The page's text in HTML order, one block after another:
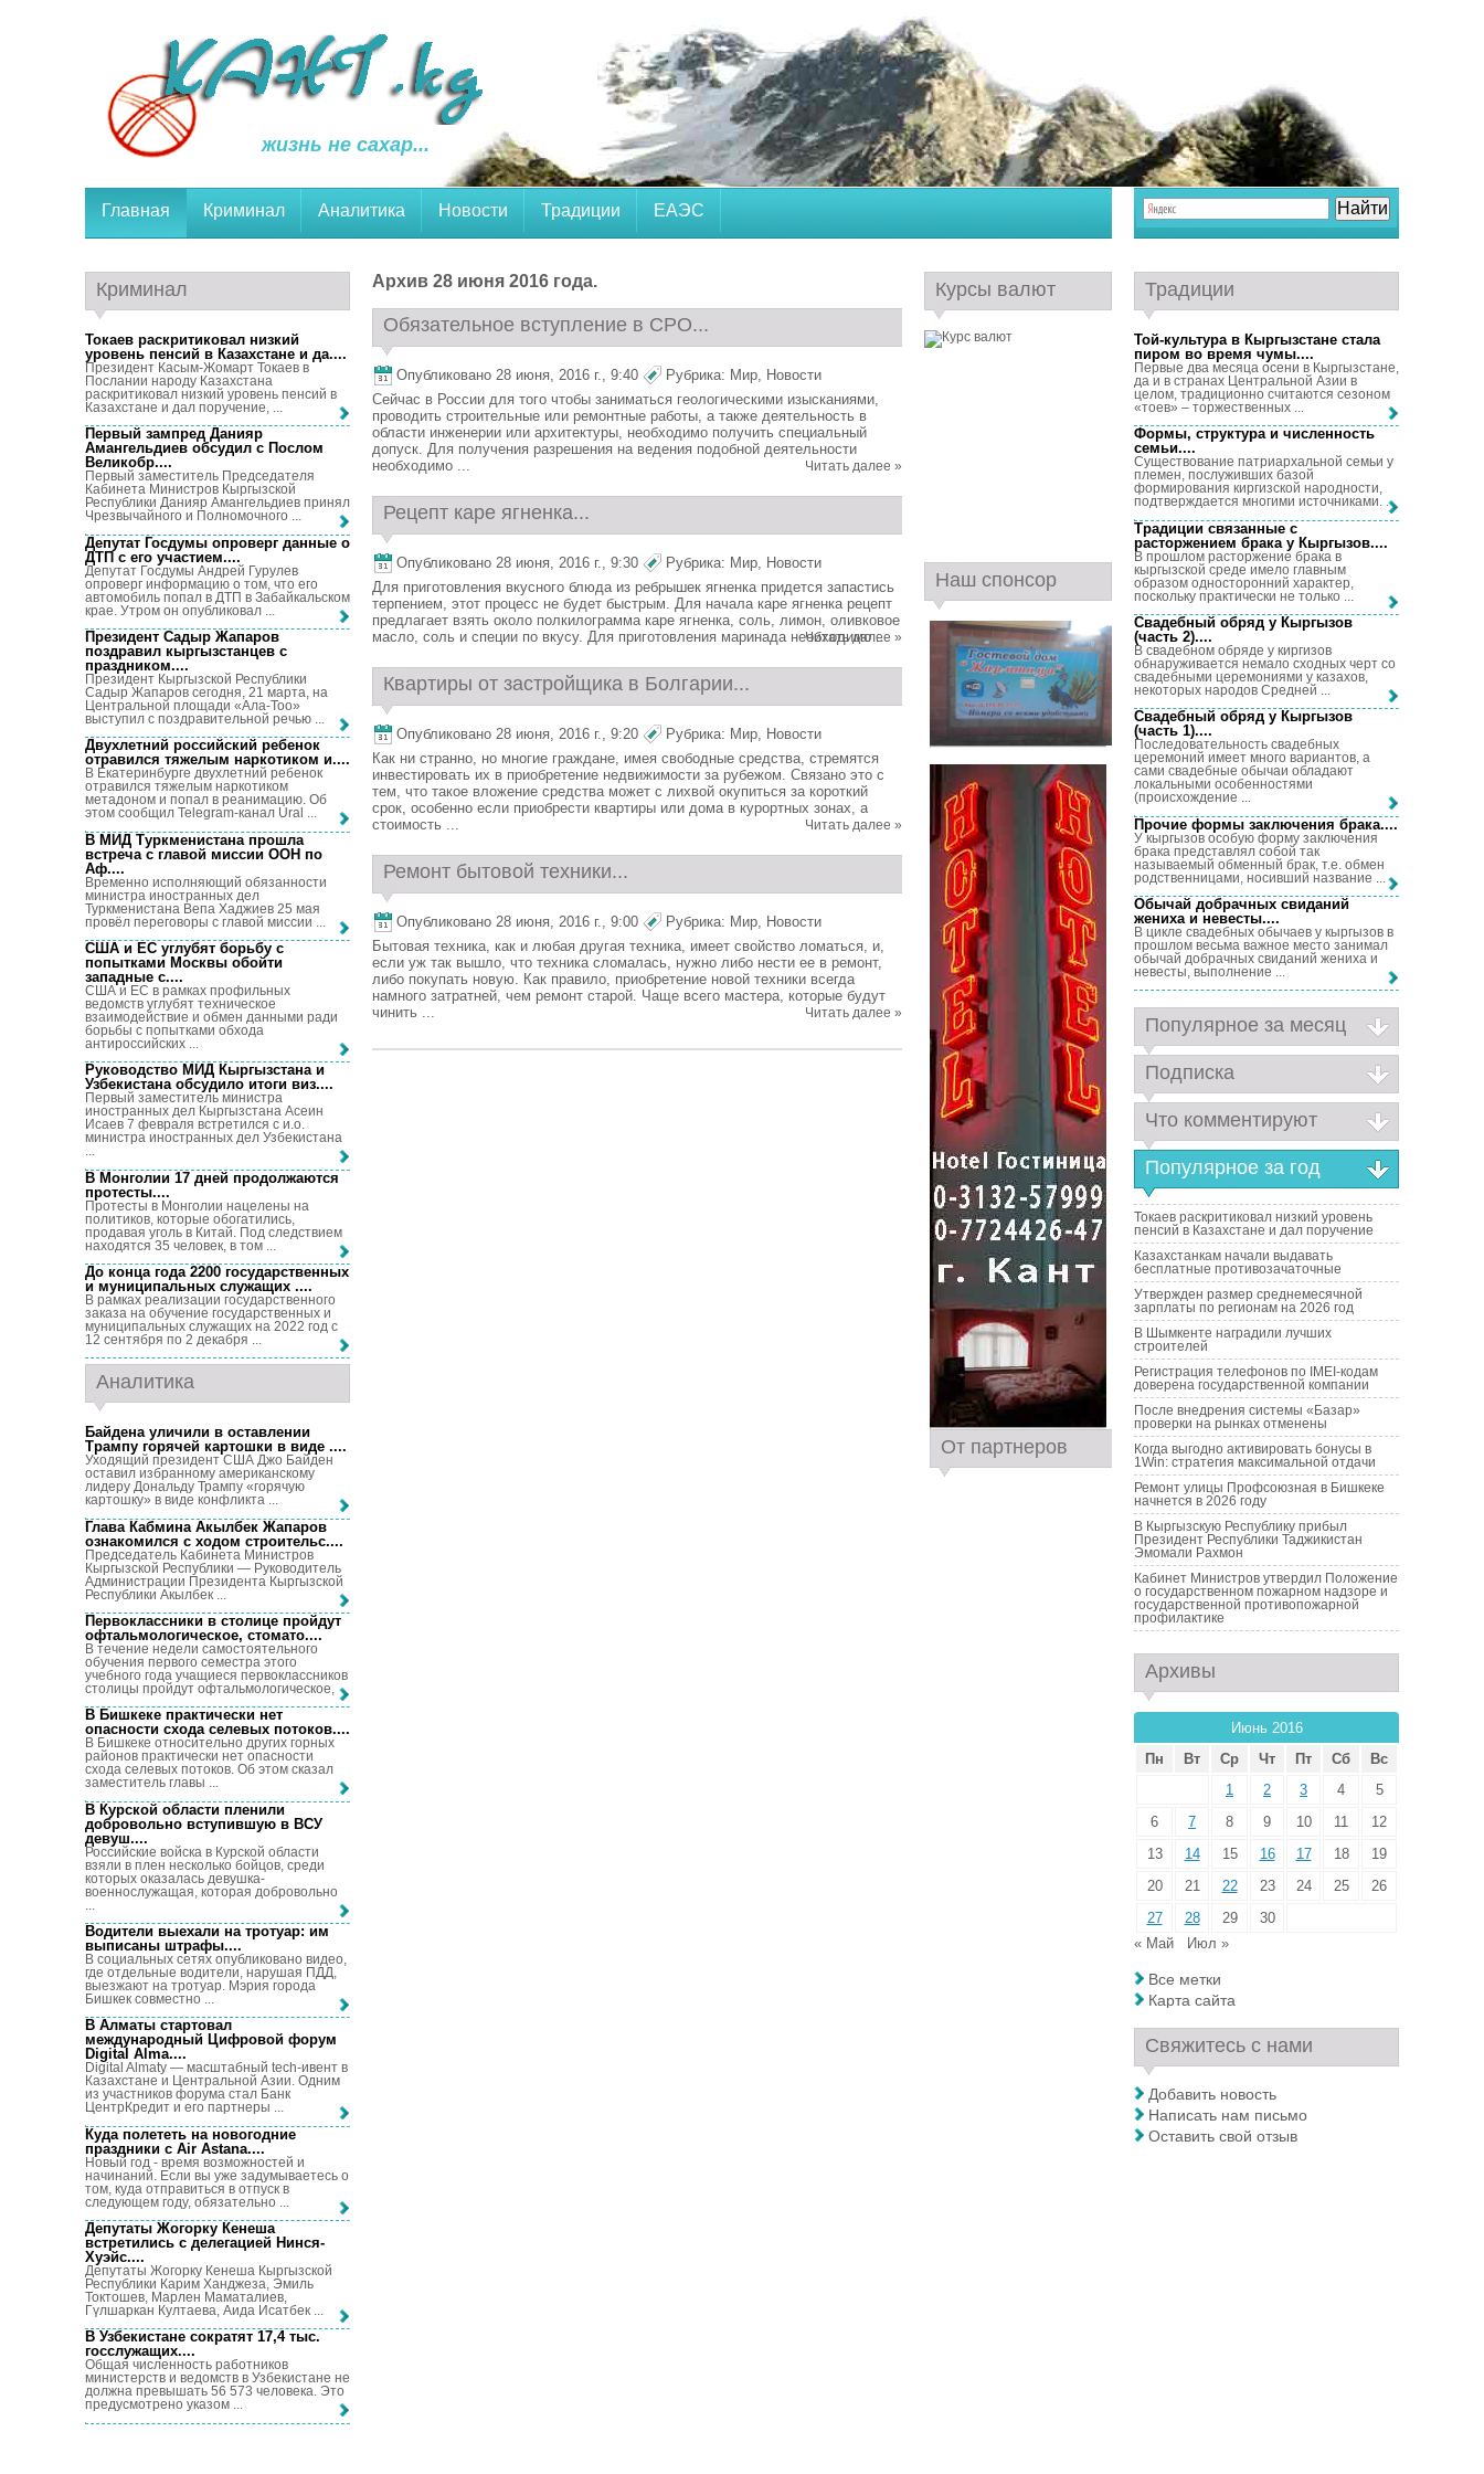
жизнь не сахар...
Главная Криминал Аналитика Новости Традиции ЕАЭС
Архив 28 июня 2016 года.
Обязательное вступление в СРО...
Опубликовано 28 июня, 2016 г., 9:40 Рубрика: Мир, Новости
Сейчас в России для того чтобы заниматься геологическими изысканиями,
проводить строительные или ремонтные работы, а также деятельность в
области инженерии или архитектуры, необходимо получить специальный
допуск. Для получения разрешения на ведения подобной деятельности
необходимо ...
Читать далее »
Рецепт каре ягненка...
Опубликовано 28 июня, 2016 г., 9:30 Рубрика: Мир, Новости
Для приготовления вкусного блюда из ребрышек ягненка придется запастись
терпением, этот процесс не будет быстрым. Для начала каре ягненка рецепт
предлагает взять около полкилограмма каре ягненка, соль, лимон, оливковое
масло, соль и специи по вкусу. Для приготовления маринада необходимо ...
Читать далее »
Квартиры от застройщика в Болгарии...
Опубликовано 28 июня, 2016 г., 9:20 Рубрика: Мир, Новости
Как ни странно, но многие граждане, имея свободные средства, стремятся
инвестировать их в приобретение недвижимости за рубежом. Связано это с
тем, что такое вложение средства может с лихвой окупиться за короткий
срок, особенно если приобрести квартиры или дома в курортных зонах, а
стоимость ...
Читать далее »
Ремонт бытовой техники...
Опубликовано 28 июня, 2016 г., 9:00 Рубрика: Мир, Новости
Бытовая техника, как и любая другая техника, имеет свойство ломаться, и,
если уж так вышло, что техника сломалась, нужно либо нести ее в ремонт,
либо покупать новую. Как правило, приобретение новой техники всегда
намного затратней, чем ремонт старой. Чаще всего мастера, которые будут
чинить ...
Читать далее »
Криминал
Токаев раскритиковал низкий
уровень пенсий в Казахстане и да....
Президент Касым-Жомарт Токаев в
Послании народу Казахстана
раскритиковал низкий уровень пенсий в
Казахстане и дал поручение, ...
Первый зампред Данияр
Амангельдиев обсудил с Послом
Великобр....
Первый заместитель Председателя
Кабинета Министров Кыргызской
Республики Данияр Амангельдиев принял
Чрезвычайного и Полномочного ...
Депутат Госдумы опроверг данные о
ДТП с его участием....
Депутат Госдумы Андрей Гурулев
опроверг информацию о том, что его
автомобиль попал в ДТП в Забайкальском
крае. Утром он опубликовал ...
Президент Садыр Жапаров
поздравил кыргызстанцев с
праздником....
Президент Кыргызской Республики
Садыр Жапаров сегодня, 21 марта, на
Центральной площади «Ала-Тоо»
выступил с поздравительной речью ...
Двухлетний российский ребенок
отравился тяжелым наркотиком и....
В Екатеринбурге двухлетний ребенок
отравился тяжелым наркотиком
метадоном и попал в реанимацию. Об
этом сообщил Telegram-канал Ural ...
В МИД Туркменистана прошла
встреча с главой миссии ООН по
Аф....
Временно исполняющий обязанности
министра иностранных дел
Туркменистана Вепа Хаджиев 25 мая
провёл переговоры с главой миссии ...
США и ЕС углубят борьбу с
попытками Москвы обойти
западные с....
США и ЕС в рамках профильных
ведомств углубят техническое
взаимодействие и обмен данными ради
борьбы с попытками обхода
антироссийских ...
Руководство МИД Кыргызстана и
Узбекистана обсудило итоги виз....
Первый заместитель министра
иностранных дел Кыргызстана Асеин
Исаев 7 февраля встретился с и.о.
министра иностранных дел Узбекистана
...
В Монголии 17 дней продолжаются
протесты....
Протесты в Монголии нацелены на
политиков, которые обогатились,
продавая уголь в Китай. Под следствием
находятся 35 человек, в том ...
До конца года 2200 государственных
и муниципальных служащих ....
В рамках реализации государственного
заказа на обучение государственных и
муниципальных служащих на 2022 год с
12 сентября по 2 декабря ...
Аналитика
Байдена уличили в оставлении
Трампу горячей картошки в виде ....
Уходящий президент США Джо Байден
оставил избранному американскому
лидеру Дональду Трампу «горячую
картошку» в виде конфликта ...
Глава Кабмина Акылбек Жапаров
ознакомился с ходом строительс....
Председатель Кабинета Министров
Кыргызской Республики — Руководитель
Администрации Президента Кыргызской
Республики Акылбек ...
Первоклассники в столице пройдут
офтальмологическое, стомато....
В течение недели самостоятельного
обучения первого семестра этого
учебного года учащиеся первоклассников
столицы пройдут офтальмологическое, ...
В Бишкеке практически нет
опасности схода селевых потоков....
В Бишкеке относительно других горных
районов практически нет опасности
схода селевых потоков. Об этом сказал
заместитель главы ...
В Курской области пленили
добровольно вступившую в ВСУ
девуш....
Российские войска в Курской области
взяли в плен несколько бойцов, среди
которых оказалась девушка-
военнослужащая, которая добровольно
Водители выехали на тротуар: им
выписаны штрафы....
В социальных сетях опубликовано видео,
где отдельные водители, нарушая ПДД,
выезжают на тротуар. Мэрия города
Бишкек совместно ...
В Алматы стартовал
международный Цифровой форум
Digital Alma....
Digital Almaty — масштабный tech-ивент в
Казахстане и Центральной Азии. Одним
из участников форума стал Банк
ЦентрКредит и его партнеры ...
Куда полететь на новогодние
праздники с Air Astana....
Новый год - время возможностей и
начинаний. Если вы уже задумываетесь о
том, куда отправиться в отпуск в
следующем году, обязательно ...
Депутаты Жогорку Кенеша
встретились с делегацией Нинся-
Хуэйс....
Депутаты Жогорку Кенеша Кыргызской
Республики Карим Ханджеза, Эмиль
Токтошев, Марлен Маматалиев,
Гүлшаркан Култаева, Аида Исатбек ...
В Узбекистане сократят 17,4 тыс.
госслужащих....
Общая численность работников
министерств и ведомств в Узбекистане не
должна превышать 56 573 человека. Это
предусмотрено указом ...
Курсы валют
Наш спонсор
От партнеров
Традиции
Той-культура в Кыргызстане стала
пиром во время чумы....
Первые два месяца осени в Кыргызстане,
да и в странах Центральной Азии в
целом, традиционно считаются сезоном
«тоев» – торжественных ...
Формы, структура и численность
семьи....
Существование патриархальной семьи у
племен, послуживших базой
формирования киргизской народности,
подтверждается многими источниками. ...
Традиции связанные с
расторжением брака у Кыргызов....
В прошлом расторжение брака в
кыргызской среде имело главным
образом односторонний характер,
поскольку практически не только ...
Свадебный обряд у Кыргызов
(часть 2)....
В свадебном обряде у киргизов
обнаруживается немало сходных черт со
свадебными церемониями у казахов,
некоторых народов Средней ...
Свадебный обряд у Кыргызов
(часть 1)....
Последовательность свадебных
церемоний имеет много вариантов, а
сами свадебные обычаи обладают
локальными особенностями
(происхождение ...
Прочие формы заключения брака....
У кыргызов особую форму заключения
брака представлял собой так
называемый обменный брак, т.е. обмен
родственницами, носивший название ...
Обычай добрачных свиданий
жениха и невесты....
В цикле свадебных обычаев у кыргызов в
прошлом весьма важное место занимал
обычай добрачных свиданий жениха и
невесты, выполнение ...
Популярное за месяц
Подписка
Что комментируют
Популярное за год
Токаев раскритиковал низкий уровень
пенсий в Казахстане и дал поручение
Казахстанкам начали выдавать
бесплатные противозачаточные
Утвержден размер среднемесячной
зарплаты по регионам на 2026 год
В Шымкенте наградили лучших
строителей
Регистрация телефонов по IMEI-кодам
доверена государственной компании
После внедрения системы «Базар»
проверки на рынках отменены
Когда выгодно активировать бонусы в
1Win: стратегия максимальной отдачи
Ремонт улицы Профсоюзная в Бишкеке
начнется в 2026 году
В Кыргызскую Республику прибыл
Президент Республики Таджикистан
Эмомали Рахмон
Кабинет Министров утвердил Положение
о государственном пожарном надзоре и
государственной противопожарной
профилактике
Архивы
Июнь 2016
Пн
Вт Ср Чт Пт Сб
Вс
1
2 3 4
5
6
7 8 9 10 11
12
13
14 15 16 17 18
19
20
21 22 23 24 25
26
27
28 29
30
« Май
Июл »
Все метки
Карта сайта
Свяжитесь с нами
Добавить новость
Написать нам письмо
Оставить свой отзыв